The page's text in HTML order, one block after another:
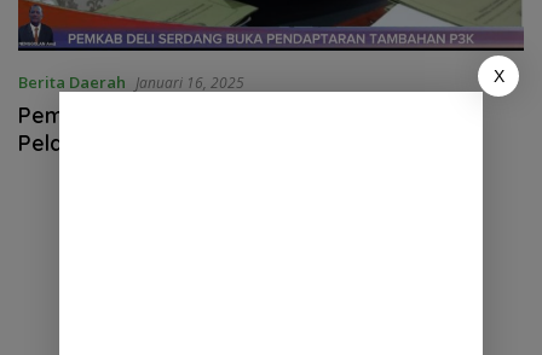
Berita Daerah Januari 16, 2025
Pemkab Deli Serdang Buka Pendaftaran
Pelamar Tamabahan P3K 2024
X